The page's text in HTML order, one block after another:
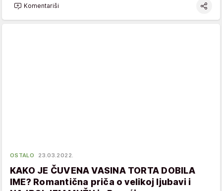
Komentariši
OSTALO 23.03.2022.
KAKO JE ČUVENA VASINA TORTA DOBILA
IME? Romantična priča o velikoj ljubavi i